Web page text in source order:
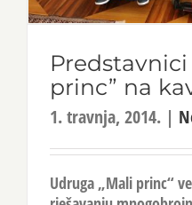
princ” na
1. travnja, 2014. |
Udruga „Mali princ“